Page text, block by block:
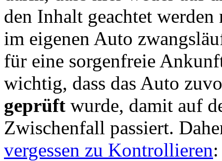
den Inhalt geachtet
im eigenen Auto
für eine sorgenfreie
wichtig, dass das Auto
geprüft wurde, damit auf
Zwischenfall passiert.
vergessen zu Kontrollieren: